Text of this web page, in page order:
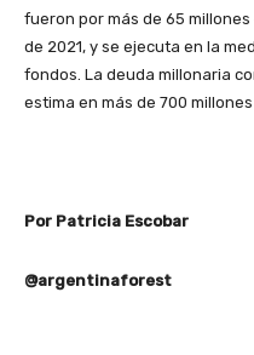
fueron por más de 65
de 2021, y se ejecuta en la
fondos. La deuda millonaria
estima en más de 700
Por Patricia Escobar
@argentinaforest